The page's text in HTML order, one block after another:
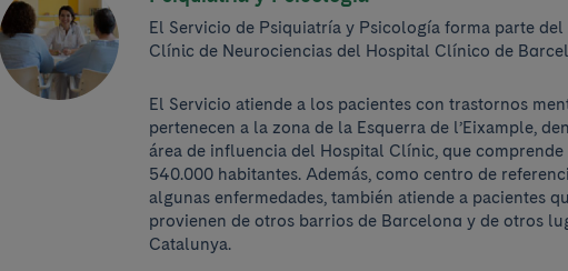
El Servicio de Psiquiatría y Psicología forma parte
Clínic de Neurociencias del Hospital Clínico de
El Servicio atiende a los pacientes con trastornos
pertenecen a la zona de la Esquerra de l’Eixample,
área de influencia del Hospital Clínic, que comprende
540.000 habitantes. Además, como centro de
algunas enfermedades, también atiende a pacientes
provienen de otros barrios de Barcelona y de otros
Catalunya.